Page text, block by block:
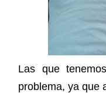
Las que
problema, ya que